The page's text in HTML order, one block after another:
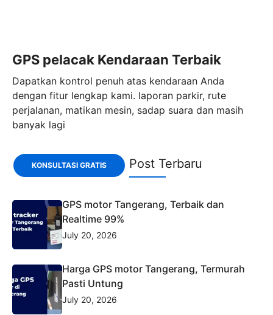
GPS pelacak Kendaraan Terbaik
Dapatkan kontrol penuh atas kendaraan Anda
dengan fitur lengkap kami. laporan parkir, rute
perjalanan, matikan mesin, sadap suara dan masih
banyak lagi
KONSULTASI GRATIS Post Terbaru
GPS motor Tangerang, Terbaik dan
Realtime 99%
July 20, 2026
Harga GPS motor Tangerang, Termurah
Pasti Untung
July 20, 2026